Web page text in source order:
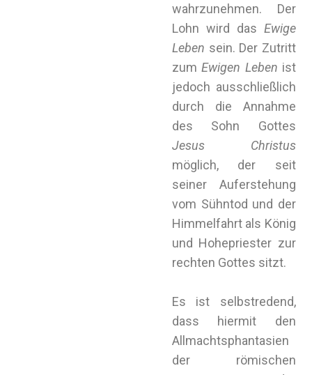
wahrzunehmen. Der
Lohn wird das Ewige
Leben sein. Der Zutritt
zumEwigen Leben ist
jedoch ausschließlich
durch die Annahme
des Sohn Gottes
Jesus Christus
möglich, der seit
seiner Auferstehung
vom Sühntod und der
Himmelfahrt als König
und Hohepriester zur
rechten Gottes sitzt.
Es ist selbstredend,
dass hiermit den
Allmachtsphantasien
der römischen